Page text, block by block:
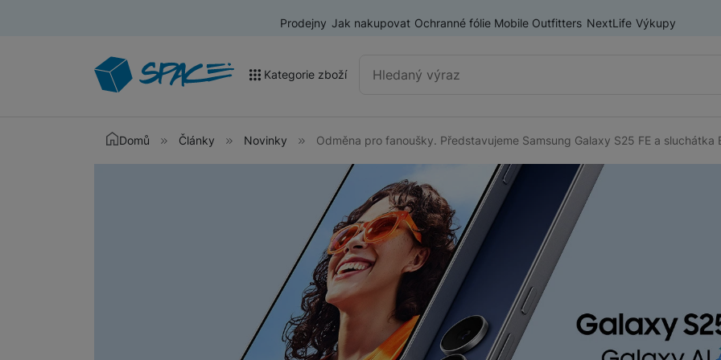
Prodejny Jak nakupovat Ochranné fólie Mobile Outfitters NextLife Výkupy
Vyhledávání
Kategorie zboží
Akce a výprodej
Nositelná elektronika
Televize
Audio
Domácí spotřebiče
Příslušenství
Mobilní telefony
Domů Články Novinky Odměna pro fanoušky. Představujeme Samsung Galaxy S25 FE a sluchátka